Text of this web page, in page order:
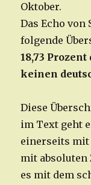
Oktober.
Das Echo von
folgende
18,73
keinen
Diese
im Text geht
einerseits mit
mit absoluten
es mit dem